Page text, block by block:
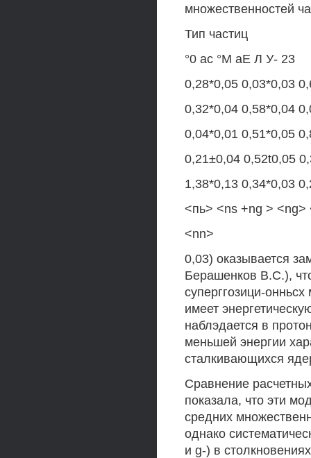
множественностей
Тип частиц
°0 ас °М аЕ Л У- 23
0,28*0,05 0,03*0,03
0,32*0,04 0,58*0,04
0,04*0,01 0,51*0,05
0,21±0,04 0,52t0,05
1,38*0,13 0,34*0,03
<пь> <ns +ng > <ng>
<nn>
0,03) оказывается
Берашенков B.C.),
суперггозици-
имеет
наблэдается в
меньшей энергии
сталкивающихся
Сравнение
показала, что эти
средних
однако
и g-) в